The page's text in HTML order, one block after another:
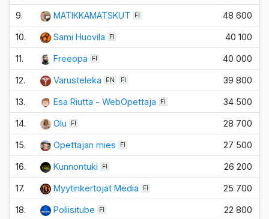
9. MATIKKAMATSKUT FI 48 600
10. Sami Huovila FI 40 100
11. Freeopa FI 40 000
12. Varusteleka EN FI 39 800
13. Esa Riutta - WebOpettaja FI 34 500
14. Olu FI 28 700
15. Opettajan mies FI 27 500
16. Kunnontuki FI 26 200
17. Myytinkertojat Media FI 25 700
18. Poliisitube FI 22 800